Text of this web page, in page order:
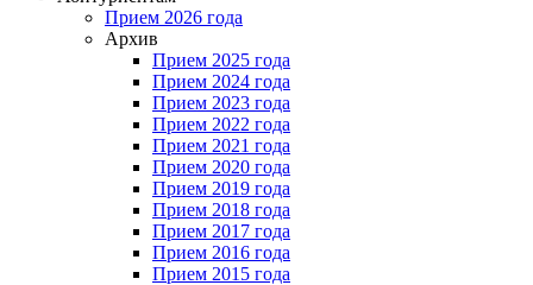
Прием 2026 года
Архив
Прием 2025 года
Прием 2024 года
Прием 2023 года
Прием 2022 года
Прием 2021 года
Прием 2020 года
Прием 2019 года
Прием 2018 года
Прием 2017 года
Прием 2016 года
Прием 2015 года